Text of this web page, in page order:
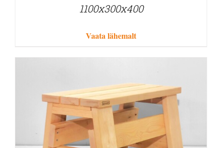
1100x300x400
Vaata lähemalt